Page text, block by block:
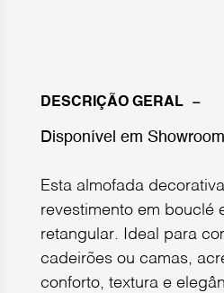
DESCRIÇÃO GERAL
Disponível em Showroom
Esta almofada
revestimento em bouclé
retangular. Ideal para
cadeirões ou camas,
conforto, textura e